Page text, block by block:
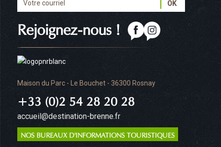
Maison du Parc - Le Bouchet - 36300 Rosnay
+33 (0)2 54 28 20 28
accueil@destination-brenne.fr
NOS BUREAUX D'INFORMATIONS TOURISTIQUES
Rejoignez-nous !